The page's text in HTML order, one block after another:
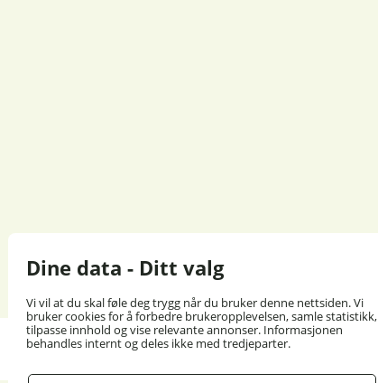
Dine data - Ditt valg
Vi vil at du skal føle deg trygg når du bruker denne nettsiden. Vi
bruker cookies for å forbedre brukeropplevelsen, samle statistikk,
tilpasse innhold og vise relevante annonser. Informasjonen
behandles internt og deles ikke med tredjeparter.